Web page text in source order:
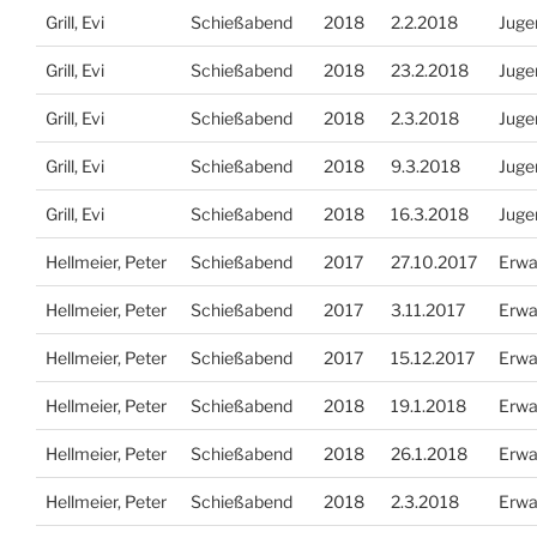
Grill, Evi Schießabend 2018 2.2.2018
Grill, Evi Schießabend 2018 23.2.2018
Grill, Evi Schießabend 2018 2.3.2018
Grill, Evi Schießabend 2018 9.3.2018
Grill, Evi Schießabend 2018 16.3.2018
Hellmeier, Peter Schießabend 2017 27.10.2017
Hellmeier, Peter Schießabend 2017 3.11.2017
Hellmeier, Peter Schießabend 2017 15.12.2017
Hellmeier, Peter Schießabend 2018 19.1.2018
Hellmeier, Peter Schießabend 2018 26.1.2018
Hellmeier, Peter Schießabend 2018 2.3.2018